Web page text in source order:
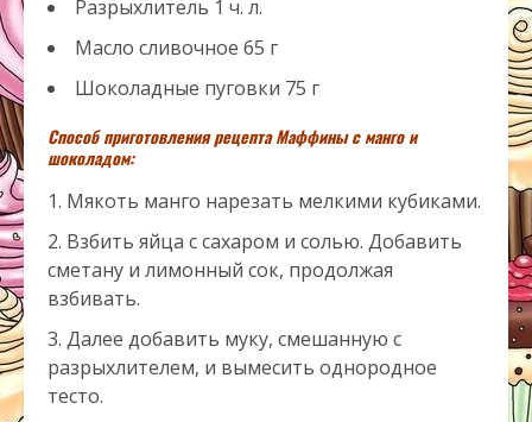
Разрыхлитель 1 ч. л.
Масло сливочное 65 г
Шоколадные пуговки 75 г
Способ приготовления рецепта Маффины с манго и
шоколадом:
Мякоть манго нарезать мелкими кубиками.
Взбить яйца с сахаром и солью. Добавить
сметану и лимонный сок, продолжая
взбивать.
Далее добавить муку, смешанную с
разрыхлителем, и вымесить однородное
тесто.